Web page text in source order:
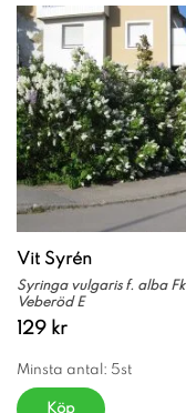
Vit Syrén
Syringa vulgaris f. alba Fk
Veberöd E
129 kr
Minsta antal: 5st
Köp